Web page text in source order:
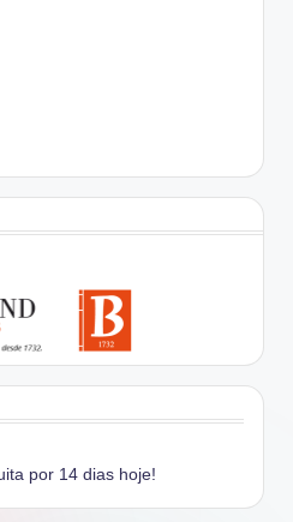
por 14 dias hoje!